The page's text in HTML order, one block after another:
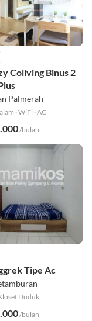
Coliving Binus 2
Palmerah
·WiFi ·AC
/bulan
Tipe Ac
Duduk
/bulan